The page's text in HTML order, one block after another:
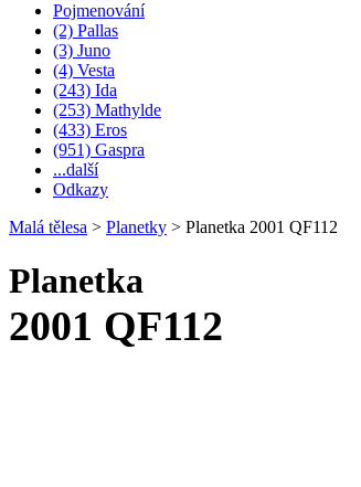
Pojmenování
(2) Pallas
(3) Juno
(4) Vesta
(243) Ida
(253) Mathylde
(433) Eros
(951) Gaspra
...další
Odkazy
Malá tělesa > Planetky > Planetka 2001 QF112
Planetka
2001 QF112